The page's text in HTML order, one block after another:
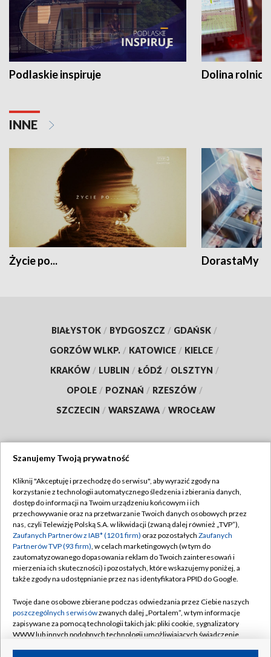
Podlaskie inspiruje Dolina
INNE
Życie po... DorastaMy
BIAŁYSTOK / BYDGOSZCZ / GDAŃSK /
GORZÓW WLKP. / KATOWICE / KIELCE /
KRAKÓW / LUBLIN / ŁÓDŹ / OLSZTYN /
OPOLE / POZNAŃ / RZESZÓW /
SZCZECIN / WARSZAWA / WROCŁAW
TVP
Abonament TVP
Emisja w TVP
Centrum informacji TVP
Naziemna Telewizja Cyfrowa
Rada Programowa
System NOS
Informacje o nadawcy
Regulamin TVP
Polityka prywatności
Moje zgody
Pomoc
Kontakt
Kanały
Szanujemy Twoją prywatność
Kliknij "Akceptuję i przechodzę do serwisu", aby wyrazić zgody na
korzystanie z technologii automatycznego śledzenia i zbierania danych,
dostęp do informacji na Twoim urządzeniu końcowym i ich
przechowywanie oraz na przetwarzanie Twoich danych osobowych przez
nas, czyli Telewizję Polską S.A. w likwidacji (zwaną dalej również „TVP”),
Zaufanych Partnerów z IAB* (1201 firm) oraz pozostałych Zaufanych
Partnerów TVP (93 firm), w celach marketingowych (w tym do
zautomatyzowanego dopasowania reklam do Twoich zainteresowań i
mierzenia ich skuteczności) i pozostałych, które wskazujemy poniżej, a
także zgody na udostępnianie przez nas identyfikatora PPID do Google.
Twoje dane osobowe zbierane podczas odwiedzania przez Ciebie naszych
poszczególnych serwisówzwanych dalej „Portalem”, w tym informacje
zapisywane za pomocą technologii takich jak: pliki cookie, sygnalizatory
WWW lub innych podobnych technologii umożliwiających świadczenie